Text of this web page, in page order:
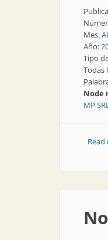
Mes:
Año:
Tipo
Todas
Node
MP